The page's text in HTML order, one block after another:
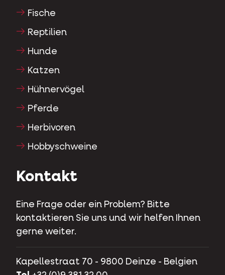
Fische
Reptilien
Hunde
Katzen
Hühnervögel
Pferde
Herbivoren
Hobbyschweine
Kontakt
Eine Frage oder ein Problem? Bitte
kontaktieren Sie uns und wir helfen Ihnen
gerne weiter.
Kapellestraat 70 - 9800 Deinze - Belgien